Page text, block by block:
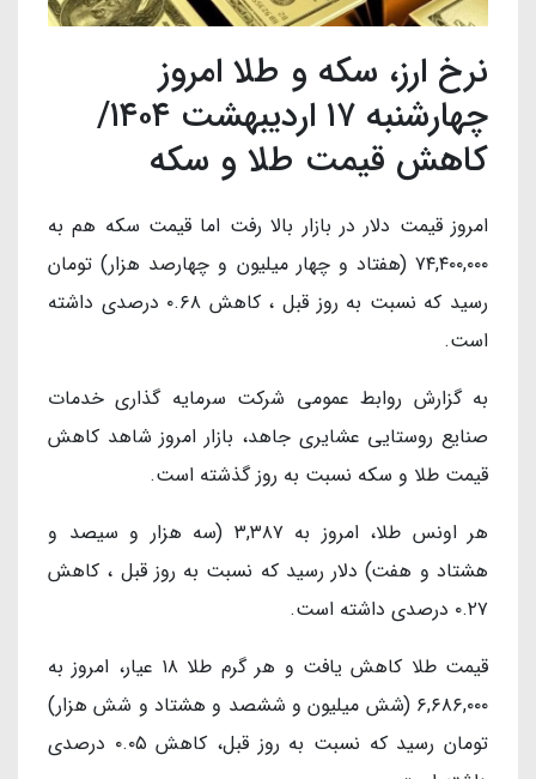
نرخ ارز، سکه و طلا امروز
چهارشنبه ۱۷ اردیبهشت ۱۴۰۴/
کاهش قیمت طلا و سکه
امروز قیمت دلار در بازار بالا رفت اما قیمت سکه هم به
۷۴,۴۰۰,۰۰۰ (هفتاد و چهار میلیون و چهارصد هزار) تومان
رسید که نسبت به روز قبل ، کاهش ۰.۶۸ درصدی داشته
است.
به گزارش روابط عمومی شرکت سرمایه گذاری خدمات
صنایع روستایی عشایری جاهد، بازار امروز شاهد کاهش
قیمت طلا و سکه نسبت به روز گذشته است.
هر اونس طلا، امروز به ۳,۳۸۷ (سه هزار و سیصد و
هشتاد و هفت) دلار رسید که نسبت به روز قبل ، کاهش
۰.۲۷ درصدی داشته است.
قیمت طلا کاهش یافت و هر گرم طلا ۱۸ عیار، امروز به
۶,۶۸۶,۰۰۰ (شش میلیون و ششصد و هشتاد و شش هزار)
تومان رسید که نسبت به روز قبل، کاهش ۰.۰۵ درصدی